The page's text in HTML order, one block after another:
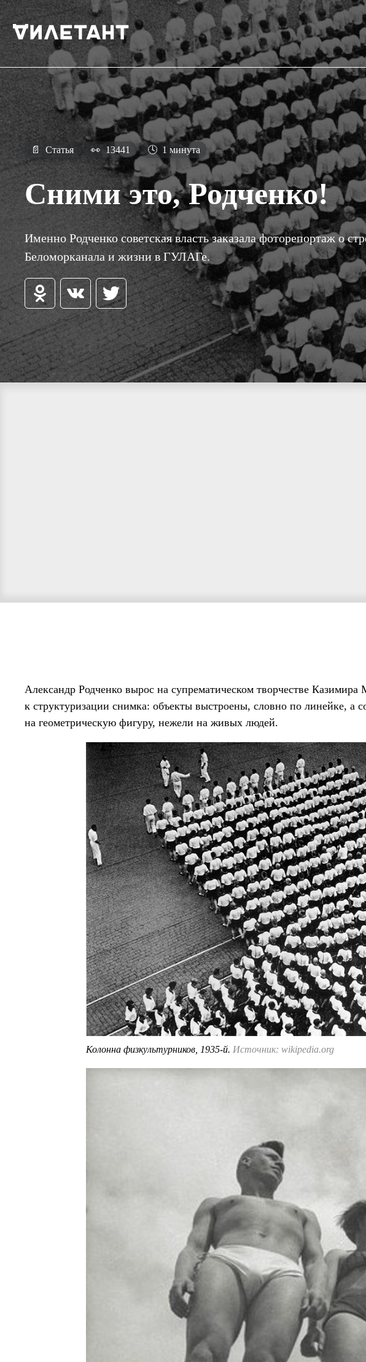
📄 Статья 👀 13441 🕓 1 минута
Сними это, Родченко!
Именно Родченко советская власть заказала фоторепортаж о
Беломорканала и жизни в ГУЛАГе.
Александр Родченко вырос на супрематическом творчестве Казимира
к структуризации снимка: объекты выстроены, словно по линейке, а
на геометрическую фигуру, нежели на живых людей.
Колонна физкультурников, 1935-й. Источник: wikipedia.org